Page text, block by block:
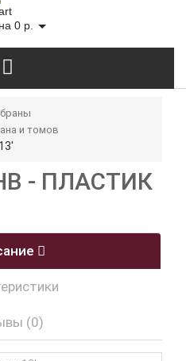
0 р.
и томов
- ПЛАСТИК
(0)